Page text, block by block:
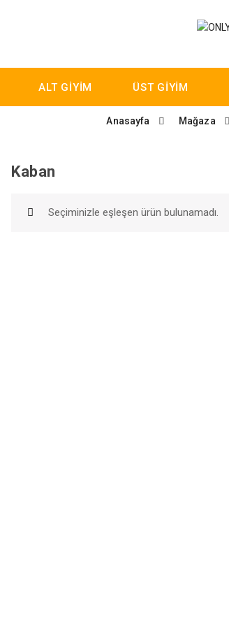
ALT GİYİM ÜST GİYİM
Anasayfa Mağaza
Kaban
Seçiminizle eşleşen ürün bulunamadı.